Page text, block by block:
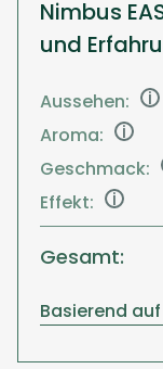
Nimbus
und
Aussehen: i
Aroma: i
Geschmack:
Effekt: i
Gesamt:
Basierend